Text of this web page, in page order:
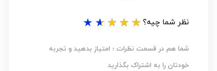
نظر شما چیه؟ ★
★
★
★
★
شما هم در قسمت نظرات ؛ امتیاز بدهید و تجربه
خودتان را به اشتراک بگذارید